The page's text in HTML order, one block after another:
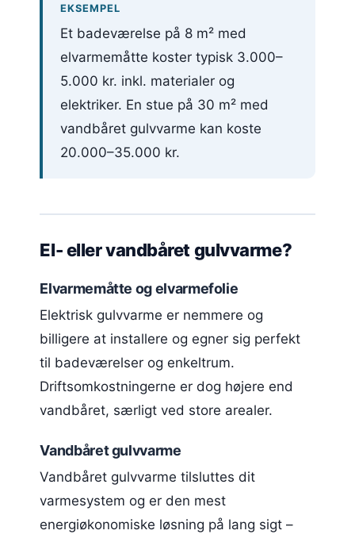
EKSEMPEL
Et badeværelse på 8 m² med
elvarmemåtte koster typisk 3.000–
5.000 kr. inkl. materialer og
elektriker. En stue på 30 m² med
vandbåret gulvvarme kan koste
20.000–35.000 kr.
El- eller vandbåret gulvvarme?
Elvarmemåtte og elvarmefolie
Elektrisk gulvvarme er nemmere og
billigere at installere og egner sig perfekt
til badeværelser og enkeltrum.
Driftsomkostningerne er dog højere end
vandbåret, særligt ved store arealer.
Vandbåret gulvvarme
Vandbåret gulvvarme tilsluttes dit
varmesystem og er den mest
energiøkonomiske løsning på lang sigt –